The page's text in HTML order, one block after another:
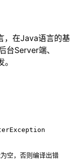
，在Java语言的基
台Server端、
，否则编译出错